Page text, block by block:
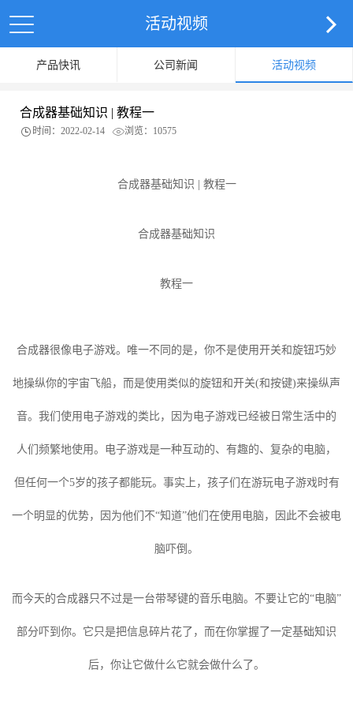
活动视频
产品快讯 公司新闻 活动视频
合成器基础知识 | 教程一
时间：2022-02-14 浏览：10575
合成器基础知识 | 教程一
合成器基础知识
教程一
合成器很像电子游戏。唯一不同的是，你不是使用开关和旋钮巧妙
地操纵你的宇宙飞船，而是使用类似的旋钮和开关(和按键)来操纵声
音。我们使用电子游戏的类比，因为电子游戏已经被日常生活中的
人们频繁地使用。电子游戏是一种互动的、有趣的、复杂的电脑，
但任何一个5岁的孩子都能玩。事实上，孩子们在游玩电子游戏时有
一个明显的优势，因为他们不“知道”他们在使用电脑，因此不会被电
脑吓倒。
而今天的合成器只不过是一台带琴键的音乐电脑。不要让它的“电脑”
部分吓到你。它只是把信息碎片花了，而在你掌握了一定基础知识
后，你让它做什么它就会做什么了。